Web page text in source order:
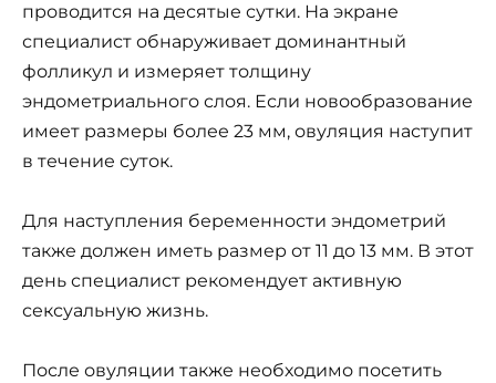
проводится на десятые сутки. На экране
специалист обнаруживает доминантный
фолликул и измеряет толщину
эндометриального слоя. Если новообразование
имеет размеры более 23 мм, овуляция наступит
в течение суток.
Для наступления беременности эндометрий
также должен иметь размер от 11 до 13 мм. В этот
день специалист рекомендует активную
сексуальную жизнь.
После овуляции также необходимо посетить